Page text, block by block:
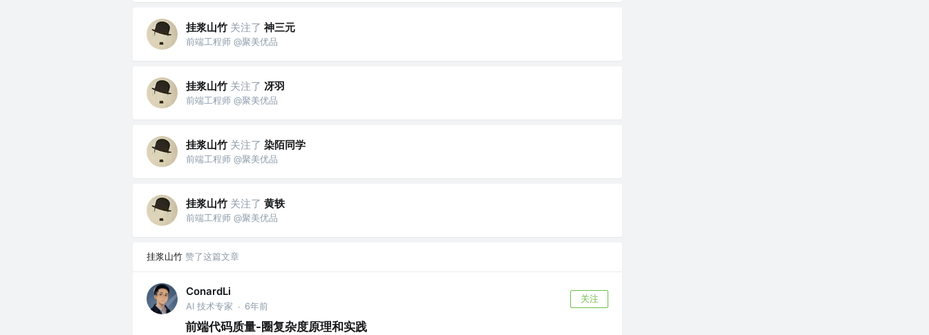
挂浆山竹 关注了 神三元
前端工程师 @聚美优品
挂浆山竹 关注了 冴羽
前端工程师 @聚美优品
挂浆山竹 关注了 染陌同学
前端工程师 @聚美优品
挂浆山竹 关注了 黄轶
前端工程师 @聚美优品
挂浆山竹 赞了这篇文章
ConardLi
AI 技术专家 · 6年前
关注
前端代码质量-圈复杂度原理和实践